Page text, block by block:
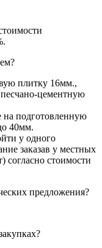
плитку 16мм.,
цементную
на подготовленную
40мм.
у одного
заказав у местных
согласно стоимости
предложения?